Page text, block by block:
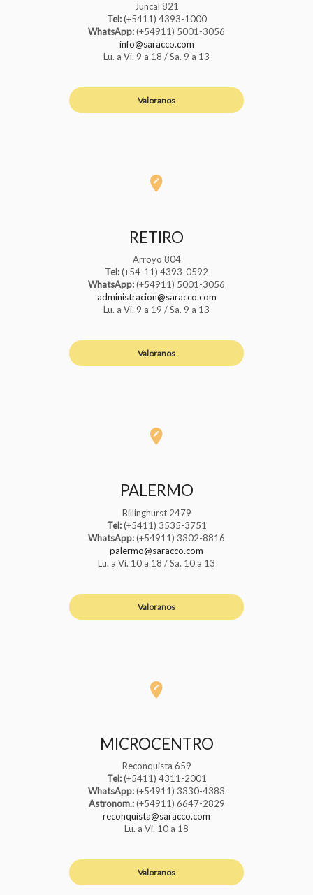
Juncal 821
Tel:(+5411) 4393-1000
WhatsApp:(+54911) 5001-3056
info@saracco.com
Lu. a Vi. 9 a 18 / Sa. 9 a 13
Valoranos
RETIRO
Arroyo 804
Tel:(+54-11) 4393-0592
WhatsApp:(+54911) 5001-3056
administracion@saracco.com
Lu. a Vi. 9 a 19 / Sa. 9 a 13
Valoranos
PALERMO
Billinghurst 2479
Tel:(+5411) 3535-3751
WhatsApp:(+54911) 3302-8816
palermo@saracco.com
Lu. a Vi. 10 a 18 / Sa. 10 a 13
Valoranos
MICROCENTRO
Reconquista 659
Tel:(+5411) 4311-2001
WhatsApp:(+54911) 3330-4383
Astronom.:(+54911) 6647-2829
reconquista@saracco.com
Lu. a Vi. 10 a 18
Valoranos